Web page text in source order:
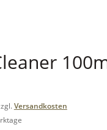
Versandkosten